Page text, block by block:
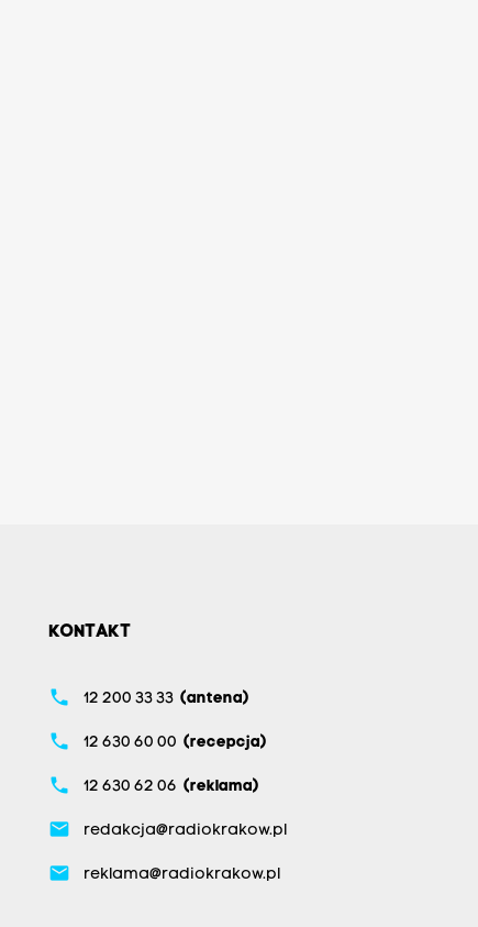
KONTAKT
phone 12 200 33 33 (antena)
phone 12 630 60 00 (recepcja)
phone 12 630 62 06 (reklama)
email redakcja@radiokrakow.pl
email reklama@radiokrakow.pl